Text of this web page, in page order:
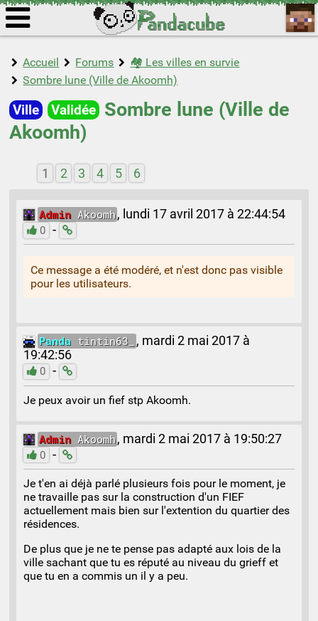
Accueil Forums
🏘️ Les villes en survie
Sombre lune (Ville de Akoomh)
Ville Validée Sombre lune (Ville de
Akoomh)
1 2 3 4 5 6
Admin Akoomh, lundi 17 avril 2017 à 22:44:54
0 -
Ce message a été modéré, et n'est donc pas visible
pour les utilisateurs.
Panda tintin63_ , mardi 2 mai 2017 à
19:42:56
0 -
Je peux avoir un fief stp Akoomh.
Admin Akoomh, mardi 2 mai 2017 à 19:50:27
0 -
Je t'en ai déjà parlé plusieurs fois pour le moment, je
ne travaille pas sur la construction d'un FIEF
actuellement mais bien sur l'extention du quartier des
résidences.
De plus que je ne te pense pas adapté aux lois de la
ville sachant que tu es réputé au niveau du grieff et
que tu en a commis un il y a peu.